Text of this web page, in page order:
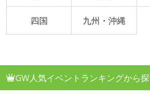
四国 九州・沖縄
GW人気イベントランキングから探